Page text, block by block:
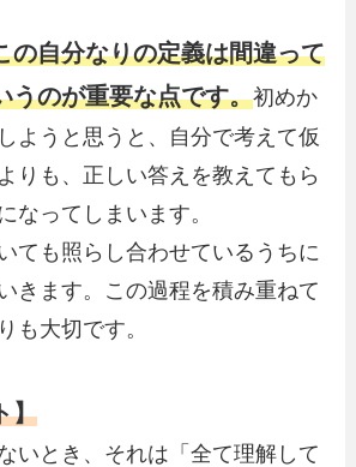
の自分なりの定義は間違って
うのが重要な点です。初めか
ようと思うと、自分で考えて仮
りも、正しい答えを教えてもら
なってしまいます。
ても照らし合わせているうちに
きます。この過程を積み重ねて
も大切です。
】
いとき、それは「全て理解して